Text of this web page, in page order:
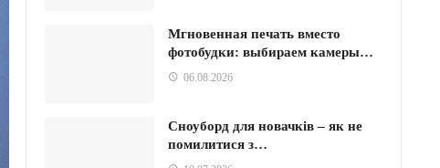
Мгновенная печать вместо
фотобудки: выбираем камеры…
06.08.2026
Сноуборд для новачків – як не
помилитися з…